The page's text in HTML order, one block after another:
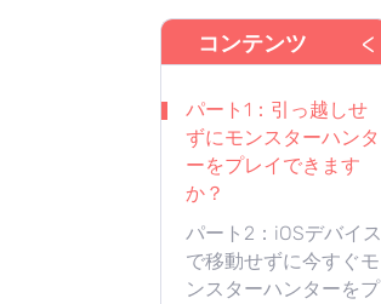
コンテンツ <
パート1：引っ越しせ
ずにモンスターハンタ
ーをプレイできます
か？
パート2：iOSデバイス
で移動せずに今すぐモ
ンスターハンターをプ